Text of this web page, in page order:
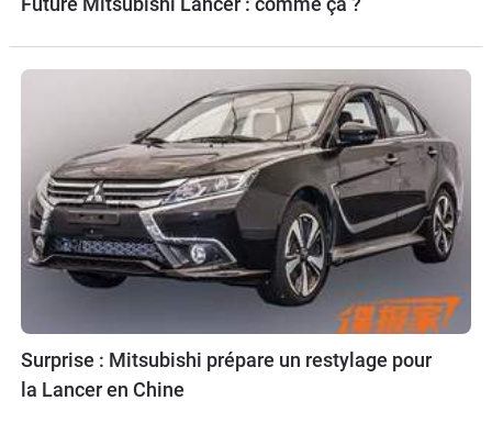
Surprise : Mitsubishi prépare un restylage pour
la Lancer en Chine